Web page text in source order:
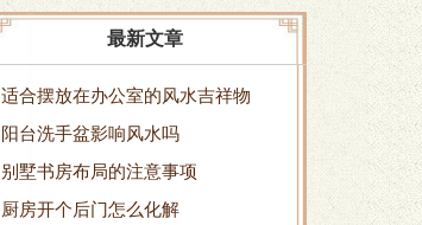
最新文章
适合摆放在办公室的风水吉祥物
阳台洗手盆影响风水吗
别墅书房布局的注意事项
厨房开个后门怎么化解